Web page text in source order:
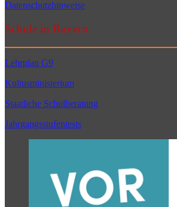
Datenschutzhinweise
Schule in Bayern
Lehrplan G9
Kultusministerium
Staatliche Schulberatung
Jahrgangsstufentests